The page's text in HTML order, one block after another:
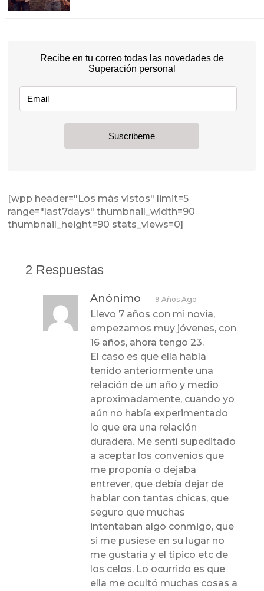
[wpp header="Los más vistos" limit=5
range="last7days" thumbnail_width=90
thumbnail_height=90 stats_views=0]
2 Respuestas
Anónimo 9 Años Ago
Llevo 7 años con mi novia,
empezamos muy jóvenes, con
16 años, ahora tengo 23.
El caso es que ella había
tenido anteriormente una
relación de un año y medio
aproximadamente, cuando yo
aún no había experimentado
lo que era una relación
duradera. Me sentí supeditado
a aceptar los convenios que
me proponía o dejaba
entrever, que debía dejar de
hablar con tantas chicas, que
seguro que muchas
intentaban algo conmigo, que
si me pusiese en su lugar no
me gustaría y el tipico etc de
los celos. Lo ocurrido es que
ella me ocultó muchas cosas a